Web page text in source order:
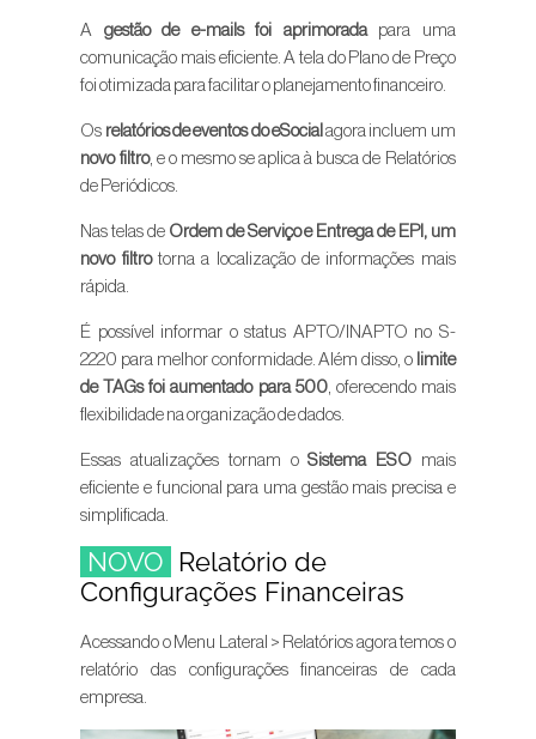
A gestão de e-mails foi aprimoradapara uma
comunicação mais eficiente. A tela do Plano de Preço
foi otimizada para facilitar o planejamento financeiro.
Os relatórios de eventos do eSocial agora incluem um
novo filtro, e o mesmo se aplica à busca de Relatórios
de Periódicos.
Nas telas de Ordem de Serviço e Entrega de EPI, um
novo filtrotorna a localização de informações mais
rápida.
É possível informar o status APTO/INAPTO no S-
2220 para melhor conformidade. Além disso, olimite
de TAGs foi aumentado para 500, oferecendo mais
flexibilidade na organização de dados.
Essas atualizações tornam oSistema ESO mais
eficiente e funcional para uma gestão mais precisa e
simplificada.
NOVO Relatório de
Configurações Financeiras
Acessando o Menu Lateral > Relatórios agora temos o
relatório das configurações financeiras de cada
empresa.